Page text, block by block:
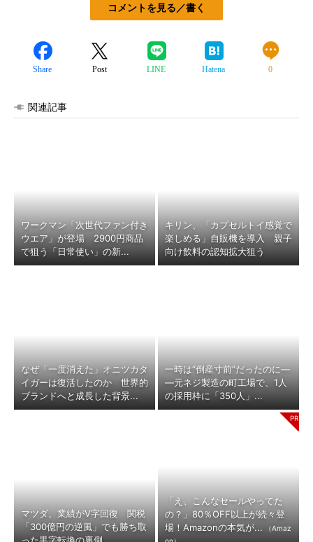
コメントを見る／書く
Share Post LINE Hatena 0
関連記事
ワークマン「次世代ファン付き
ウエア」が登場 2900円商品
で狙う「日常使い」の新...
キリン、「カプセルトイ感覚で
楽しめる」自販機を導入 親子
向け飲料の認知拡大狙う
なぜ「一度消えた」オニツカタ
イガーは復活したのか 世界的
ブランドへと成長した背景...
一時は“倒産寸前”だったのに―
―元ネジ製造の町工場で、1人
の採用枠に「350人」...
マツダ、業績がV字回復 関税
「300億円の逆風」でも勝ち取
「え、こんなセールやってた
の？」80％OFF以上が続々登
場！Amazonの本気が...
（Amaz